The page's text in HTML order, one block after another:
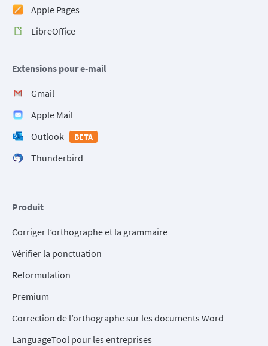
Apple Pages
LibreOffice
Extensions pour e-mail
Gmail
Apple Mail
Outlook
BETA
Thunderbird
Produit
Corriger l’orthographe et la grammaire
Vérifier la ponctuation
Reformulation
Premium
Correction de l’orthographe sur les documents Word
LanguageTool pour les entreprises